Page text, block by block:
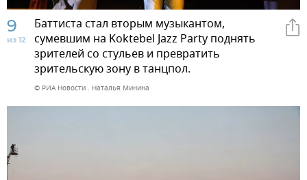
9
из 12
Баттиста стал вторым музыкантом,
сумевшим на Koktebel Jazz Party поднять
зрителей со стульев и превратить
зрительскую зону в танцпол.
© РИА Новости . Наталья Минина